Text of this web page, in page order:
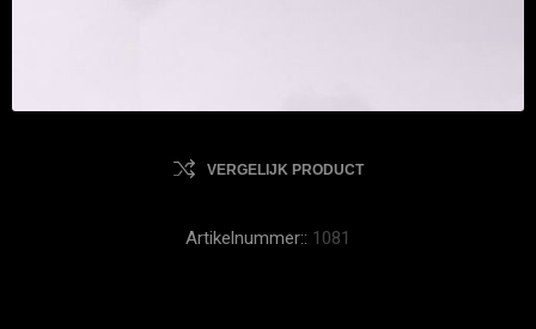
VERGELIJK PRODUCT
Artikelnummer:: 1081